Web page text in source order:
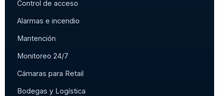
Control de acceso
Alarmas e incendio
Mantención
Monitoreo 24/7
Cámaras para Retail
Bodegas y Logística